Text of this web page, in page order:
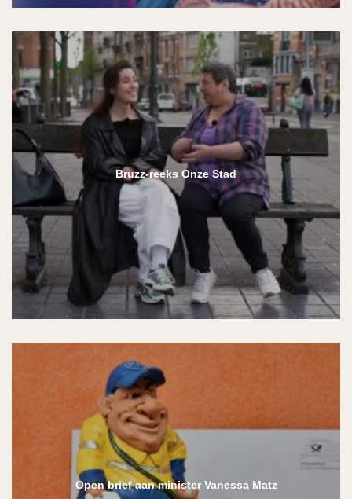
Bruzz-reeks Onze Stad
Open brief aan minister Vanessa Matz